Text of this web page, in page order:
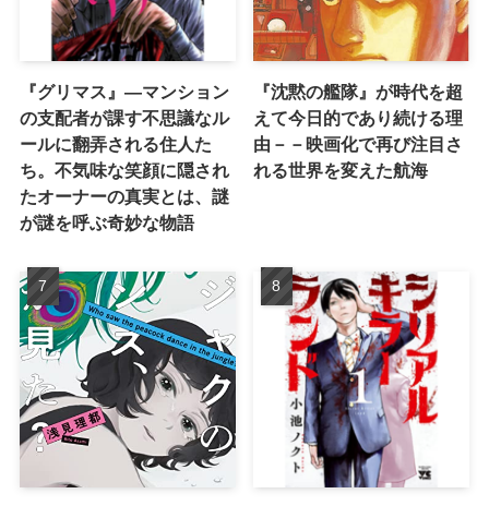
『グリマス』―マンション
の支配者が課す不思議なル
ールに翻弄される住人た
ち。不気味な笑顔に隠され
たオーナーの真実とは、謎
が謎を呼ぶ奇妙な物語
『沈黙の艦隊』が時代を超
えて今日的であり続ける理
由－－映画化で再び注目さ
れる世界を変えた航海